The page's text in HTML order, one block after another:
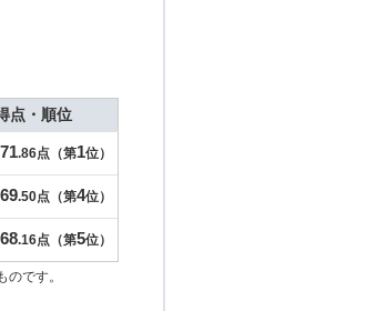
点・順位
71.86点（第1位）
69.50点（第4位）
68.16点（第5位）
です。